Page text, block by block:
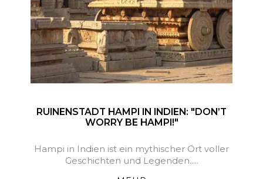
RUINENSTADT HAMPI IN INDIEN: "DON’T
WORRY BE HAMPI!"
Hampi in Indien ist ein mythischer Ort voller
Geschichten und Legenden.....